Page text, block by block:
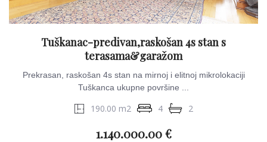
Tuškanac-predivan,raskošan 4s stan s
terasama&garažom
Prekrasan, raskošan 4s stan na mirnoj i elitnoj mikrolokaciji
Tuškanca ukupne površine ...
190.00 m2 4 2
1.140.000.00 €